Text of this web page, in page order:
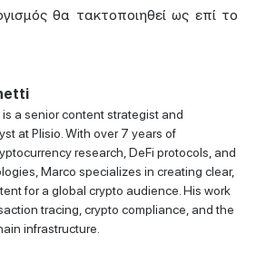
θα τακτοποιηθεί ως επί το
a senior content strategist and
at Plisio. With over 7 years of
research, DeFi protocols, and
Marco specializes in creating clear,
for a global crypto audience. His work
tracing, crypto compliance, and the
infrastructure.